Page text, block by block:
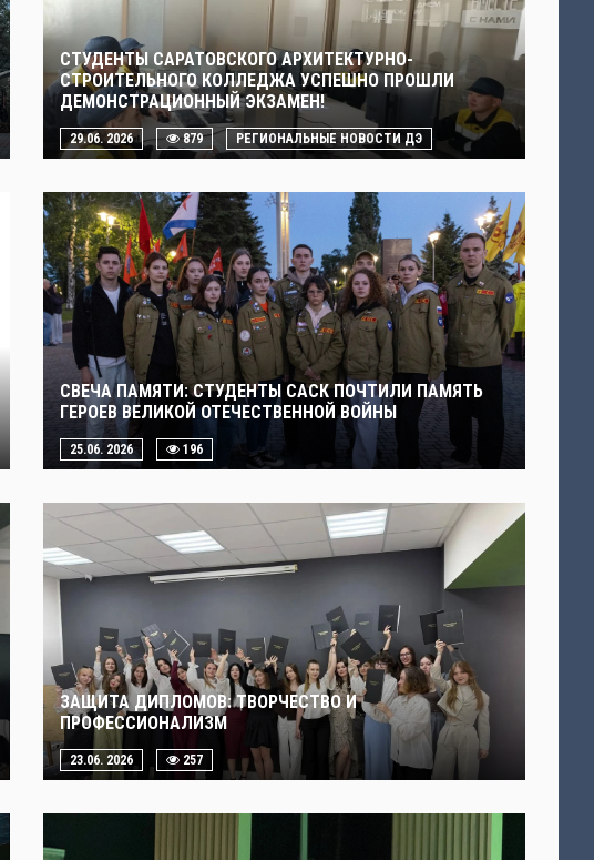
СТУДЕНТЫ САРАТОВСКОГО АРХИТЕКТУРНО-
СТРОИТЕЛЬНОГО КОЛЛЕДЖА УСПЕШНО ПРОШЛИ
ДЕМОНСТРАЦИОННЫЙ ЭКЗАМЕН!
29.06. 2026 879 РЕГИОНАЛЬНЫЕ НОВОСТИ ДЭ
СВЕЧА ПАМЯТИ: СТУДЕНТЫ САСК ПОЧТИЛИ ПАМЯТЬ
ГЕРОЕВ ВЕЛИКОЙ ОТЕЧЕСТВЕННОЙ ВОЙНЫ
25.06. 2026 196
ЗАЩИТА ДИПЛОМОВ: ТВОРЧЕСТВО И
ПРОФЕССИОНАЛИЗМ
23.06. 2026 257